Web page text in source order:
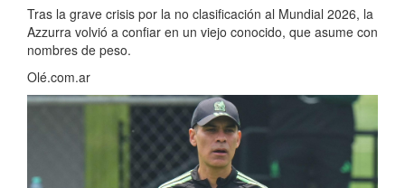
Tras la grave crisis por la no clasificación al Mundial 2026, la
Azzurra volvió a confiar en un viejo conocido, que asume con
nombres de peso.
Olé.com.ar